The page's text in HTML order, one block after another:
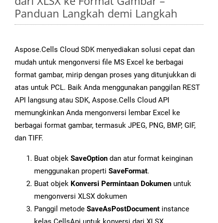
Panduan Langkah demi Langkah
Aspose.Cells Cloud SDK menyediakan solusi cepat dan
mudah untuk mengonversi file MS Excel ke berbagai
format gambar, mirip dengan proses yang ditunjukkan di
atas untuk PCL. Baik Anda menggunakan panggilan REST
API langsung atau SDK, Aspose.Cells Cloud API
memungkinkan Anda mengonversi lembar Excel ke
berbagai format gambar, termasuk JPEG, PNG, BMP, GIF,
dan TIFF.
Buat objek SaveOption dan atur format keinginan
menggunakan properti SaveFormat.
Buat objek Konversi Permintaan Dokumen untuk
mengonversi XLSX dokumen
Panggil metode SaveAsPostDocument instance